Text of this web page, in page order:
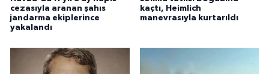
cezasıyla aranan şahıs
jandarma ekiplerince
yakalandı
kaçtı, Heimlich
manevrasıyla kurtarıldı